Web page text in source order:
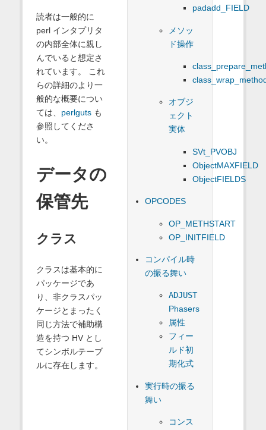
padadd_FIELD
メソッ
ド操作
オブジ
ェクト
実体
SVt_PVOBJ
ObjectMAXFIELD
ObjectFIELDS
OPCODES
OP_METHSTART
OP_INITFIELD
コンパイル時
の振る舞い
ADJUST
Phasers
属性
フィー
ルド初
期化式
実行時の振る
舞い
コンス
読者は一般的に
perl インタプリタ
の内部全体に親し
んでいると想定さ
れています。 これ
らの詳細のより一
般的な概要につい
ては、 perlgutsも
参照してくださ
い。
データの
保管先
クラス
クラスは基本的に
パッケージであ
り、非クラスパッ
ケージとまったく
同じ方法で補助構
造を持つ HV とし
てシンボルテーブ
ルに存在します。